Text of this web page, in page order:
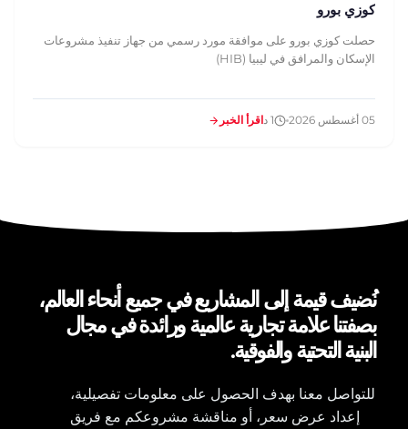
كوزي بورو
حصلت كوزي بورو على موافقة مورد رسمي من جهاز تنفيذ مشروعات
الإسكان والمرافق في ليبيا (HIB)
05 أغسطس 2026 1 د اقرأ الخبر
نُضيف قيمة إلى المشاريع في جميع أنحاء العالم،
بصفتنا علامة تجارية عالمية ورائدة في مجال
البنية التحتية والفوقية.
للتواصل معنا بهدف الحصول على معلومات تفصيلية،
إعداد عرض سعر، أو مناقشة مشروعكم مع فريق